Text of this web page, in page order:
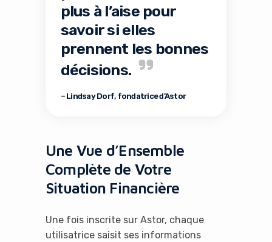
plus à l’aise pour
savoir si elles
prennent les bonnes
décisions.
– Lindsay Dorf, fondatrice d’Astor
Une Vue d’Ensemble
Complète de Votre
Situation Financière
Une fois inscrite sur Astor, chaque
utilisatrice saisit ses informations